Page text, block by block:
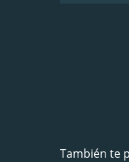
También te